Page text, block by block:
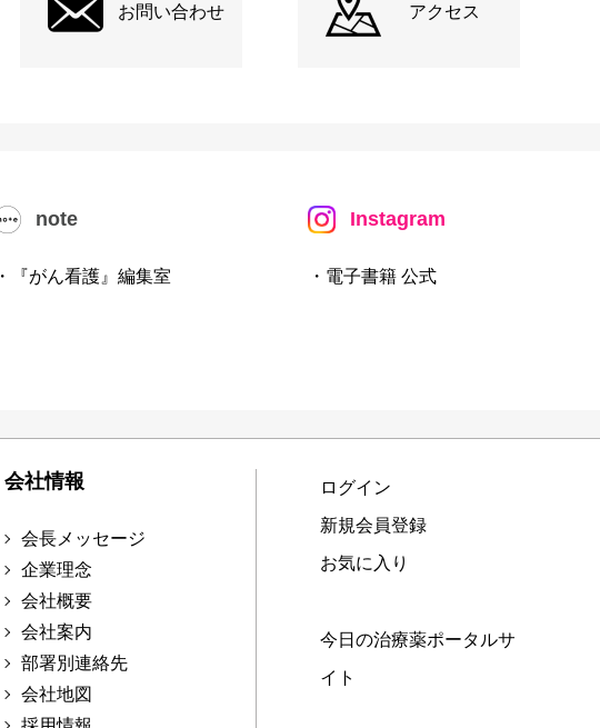
お問い合わせ アクセス
note
・『がん看護』編集室
Instagram
・電子書籍 公式
会社情報
会長メッセージ
企業理念
会社概要
会社案内
部署別連絡先
会社地図
ログイン
新規会員登録
お気に入り
今日の治療薬ポータルサ
イト